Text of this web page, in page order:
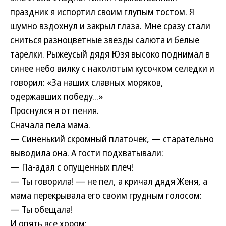
праздник я испортил своим глупым тостом. Я
шумно вздохнул и закрыл глаза. Мне сразу стали
сниться разноцветные звезды салюта и белые
тарелки. Рыжеусый дядя Юзя высоко поднимал в
синее небо вилку с наколотым кусочком селедки и
говорил: «За наших славных моряков,
одержавших победу...»
Проснулся я от пения.
Сначала пела мама.
— Синенький скромный платочек, — старательно
выводила она. А гости подхватывали:
— Па-адал с опущенных плеч!
— Ты говорила! — не пел, а кричал дядя Женя, а
мама перекрывала его своим грудным голосом:
— Ты обещала!
И опять все хором: